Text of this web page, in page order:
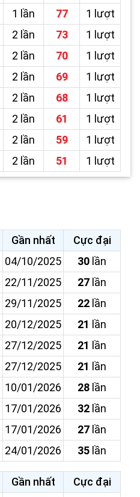
1 lần 77
1 lượt
2 lần 73
1 lượt
2 lần 70
1 lượt
2 lần 69
1 lượt
2 lần 68
1 lượt
2 lần 61
1 lượt
2 lần 59
1 lượt
2 lần 51 1 lượt
Gần nhất
Cực đại
04/10/2025 30 lần
22/11/2025 27 lần
29/11/2025 22 lần
20/12/2025 21 lần
27/12/2025 21 lần
27/12/2025 21 lần
10/01/2026 28 lần
17/01/2026 32 lần
17/01/2026 27 lần
24/01/2026 35 lần
Gần nhất
Cực đại